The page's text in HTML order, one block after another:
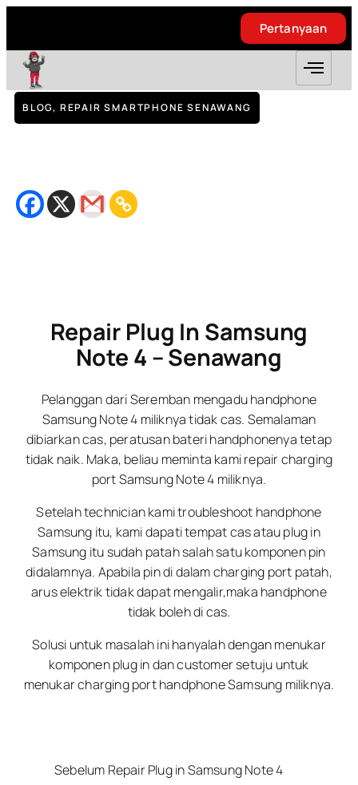
Pertanyaan
BLOG, REPAIR SMARTPHONE SENAWANG
Repair Plug In Samsung
Note 4 – Senawang
Pelanggan dari Seremban mengadu handphone
Samsung Note 4 miliknya tidak cas. Semalaman
dibiarkan cas, peratusan bateri handphonenya tetap
tidak naik. Maka, beliau meminta kami repair charging
port Samsung Note 4 miliknya.
Setelah technician kami troubleshoot handphone
Samsung itu, kami dapati tempat cas atau plug in
Samsung itu sudah patah salah satu komponen pin
didalamnya. Apabila pin di dalam charging port patah,
arus elektrik tidak dapat mengalir,maka handphone
tidak boleh di cas.
Solusi untuk masalah ini hanyalah dengan menukar
komponen plug in dan customer setuju untuk
menukar charging port handphone Samsung miliknya.
Sebelum Repair Plug in Samsung Note 4